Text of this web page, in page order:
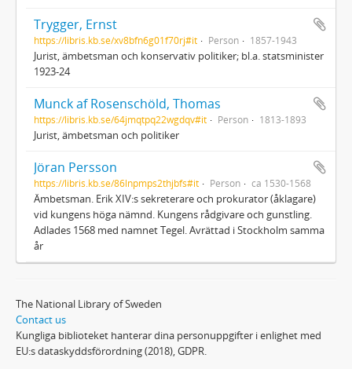
Trygger, Ernst
https://libris.kb.se/xv8bfn6g01f70rj#it Person 1857-1943
Jurist, ämbetsman och konservativ politiker; bl.a. statsminister
1923-24
Munck af Rosenschöld, Thomas
https://libris.kb.se/64jmqtpq22wgdqv#it Person 1813-1893
Jurist, ämbetsman och politiker
Jöran Persson
https://libris.kb.se/86lnpmps2thjbfs#it Person ca 1530-1568
Ämbetsman. Erik XIV:s sekreterare och prokurator (åklagare)
vid kungens höga nämnd. Kungens rådgivare och gunstling.
Adlades 1568 med namnet Tegel. Avrättad i Stockholm samma
år
The National Library of Sweden
Contact us
Kungliga biblioteket hanterar dina personuppgifter i enlighet med
EU:s dataskyddsförordning (2018), GDPR.